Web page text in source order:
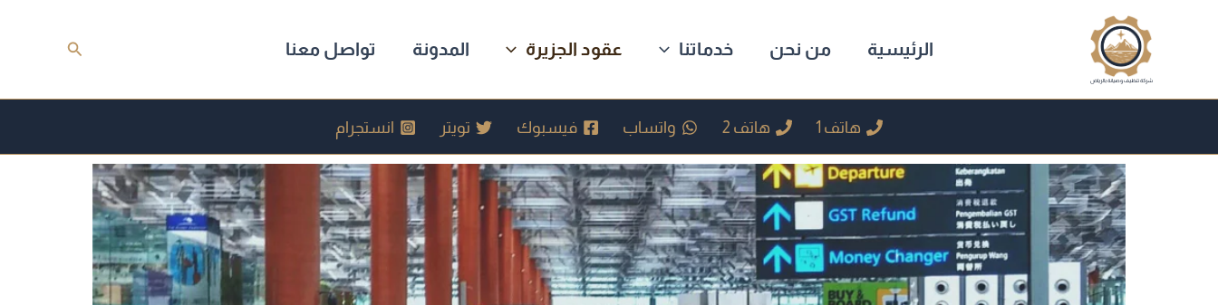
شركة تنظيف وصيانة بالرياض
الرئيسية من نحن خدماتنا عقود الجزيرة المدونة تواصل معنا البحث
هاتف 1 هاتف 2 واتساب فيسبوك تويتر انستجرام